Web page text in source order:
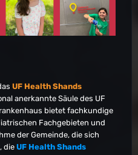
UF Health Shands
anerkannte Säule des UF
bietet fachkundige
Fachgebieten und
der Gemeinde, die sich
die UF Health Shands